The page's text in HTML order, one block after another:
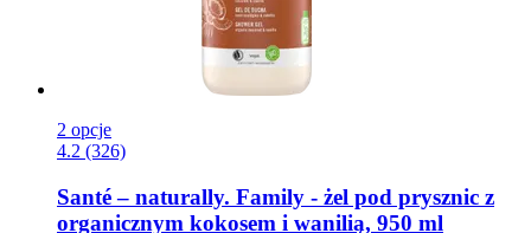
2 opcje
4.2 (326)
Santé – naturally. Family -​ żel pod prysznic z
organicznym kokosem i wanilią, 950 ml